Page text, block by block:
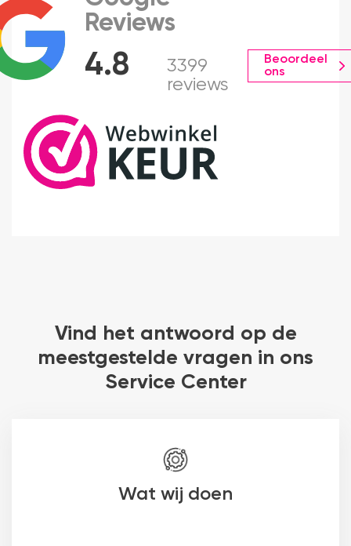
4.8
Reviews
3399
reviews
Beoordeel
ons
Vind het antwoord op de
meestgestelde vragen in ons
Service Center
Wat wij doen